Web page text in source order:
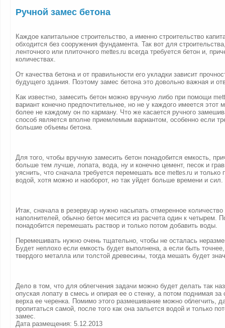
Ручной замес бетона
Каждое капитальное строительство, а именно строительство
обходится без сооружения фундамента. Так вот для
ленточного или плиточного mettes.ru всегда требуется бетон и,
количествах.
От качества бетона и от правильности его укладки зависит
будущего здания. Поэтому замес бетона это довольно важная и
Как известно, замесить бетон можно вручную либо при помощи
вариант конечно предпочтительнее, но не у каждого имеется этот
более не каждому он по карману. Что же касается ручного
способ является вполне приемлемым вариантом, особенно если
большие объемы бетона.
Для того, чтобы вручную замесить бетон понадобится емкость,
больше тем лучше, лопата, вода, ну и конечно цемент, песок и
уяснить, что сначала требуется перемешать все mettes.ru и только
водой, хотя можно и наоборот, но так уйдет больше времени и сил.
Итак, сначала в резервуар нужно насыпать отмеренное
наполнителей, обычно бетон месится из расчета один к четырем.
понадобится перемешать раствор и только потом добавить воды.
Перемешивать нужно очень тщательно, чтобы не осталась
Будет неплохо если емкость будет выполнена, а если быть точнее,
твердого металла или толстой древесины, тогда мешать будет
Дело в том, что для облегчения задачи можно будет делать так
опуская лопату в смесь и опирая ее о стенку, а потом поднимая за
верха ее черенка. Помимо этого размешивание можно облегчить,
пропитаться самой, после того как она зальется водой и только
замес.
Дата размещения: 5.12.2013